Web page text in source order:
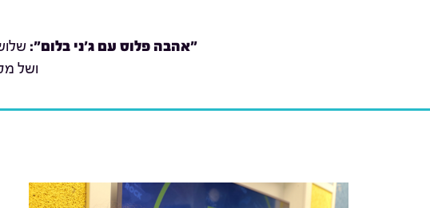
"אהבה פלוס עם ג'ני בלום":
ושל